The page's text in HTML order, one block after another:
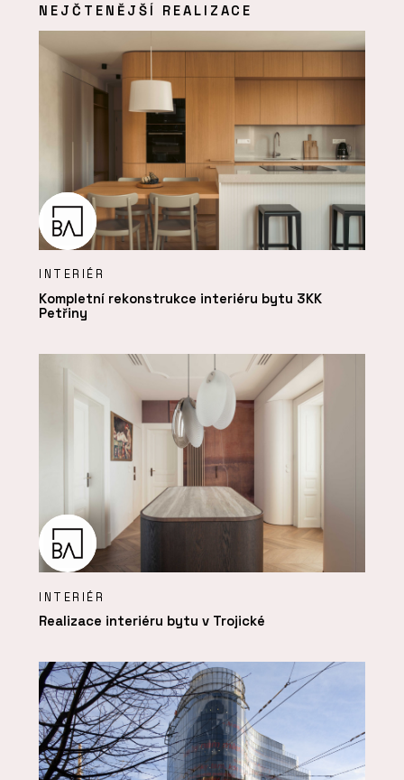
NEJČTENĚJŠÍ REALIZACE
INTERIÉR
Kompletní rekonstrukce interiéru bytu 3KK
Petřiny
INTERIÉR
Realizace interiéru bytu v Trojické